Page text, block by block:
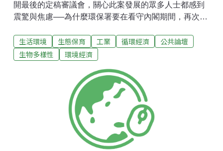
開最後的定稿審議會，關心此案發展的眾多人士都感到
震驚與焦慮──為什麼環保署要在看守內閣期間，再次倉
還是背後有太多的壓力與「無形的手」在操縱與掌控？
我們覺得納悶，也覺得環保署官員有需要說清楚，講明
報告中最具爭議性的個案，相關問題包括：威脅潟湖生
態與黑面琵鷺，CO 2排放量極大，加速海岸侵蝕與沙洲
消失，且南部嚴重缺水，對民生、農業與南科用水可能
造成排擠現象，又濱南案區位與台南縣原有豐富的漁業
及觀光資源嚴重牴觸，對未來南科的發展亦可能有不利
的影響。 又根據行政院環保署公布之政策環境影響評估
作業要點規定，「違反國際環境規範之要求，或有礙環
生活環境 生態保育 工業 循環經濟
公共論壇
生物多樣性
環境經濟